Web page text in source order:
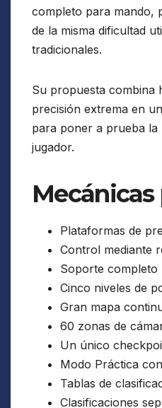
completo para mando,
de la misma dificultad
tradicionales.
Su propuesta combina
precisión extrema en
para poner a prueba la
jugador.
Plataformas de
Control mediante
Soporte completo
Cinco niveles de
Gran mapa
60 zonas de
Un único
Modo Práctica
Tablas de
Clasificaciones